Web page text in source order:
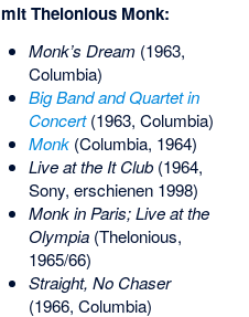
mit Thelonious Monk:
Monk’s Dream (1963,
Columbia)
Big Band and Quartet in
Concert(1963, Columbia)
Monk(Columbia, 1964)
Live at the It Club(1964,
Sony, erschienen 1998)
Monk in Paris; Live at the
Olympia(Thelonious,
1965/66)
Straight, No Chaser
(1966, Columbia)